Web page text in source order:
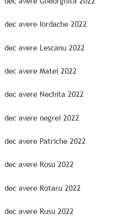
dec avere Iordache 2022
dec avere Lescanu 2022
dec avere Matei 2022
dec avere Nechita 2022
dec avere negrei 2022
dec avere Patriche 2022
dec avere Rosu 2022
dec avere Rotaru 2022
dec avere Rusu 2022